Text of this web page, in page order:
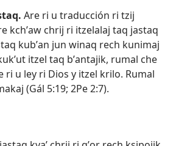
. Are ri u traducción ri tzij
kchʼaw chrij ri itzelalaj taq jastaq
kubʼan jun winaq rech kunimaj
itzel taq bʼantajik, rumal che
ri u ley ri Dios y itzel krilo. Rumal
(Gál 5:19; 2Pe 2:7).